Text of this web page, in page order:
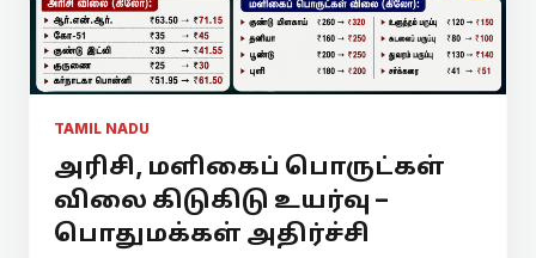
TAMIL NADU
அரிசி, மளிகைப் பொருட்கள்
விலை கிடுகிடு உயர்வு –
பொதுமக்கள் அதிர்ச்சி